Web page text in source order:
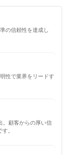
の信頼性を達成し
性で業界をリードす
。顧客からの厚い信
。